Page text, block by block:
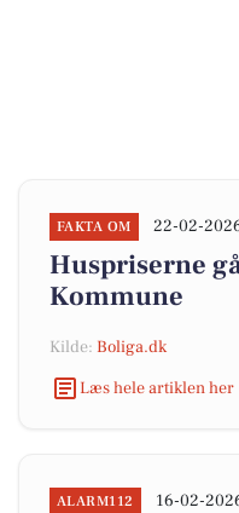
FAKTA OM 22-02-
Huspriserne
Kommune
Kilde: Boliga.dk
Læs hele artiklen her
ALARM112 16-02-